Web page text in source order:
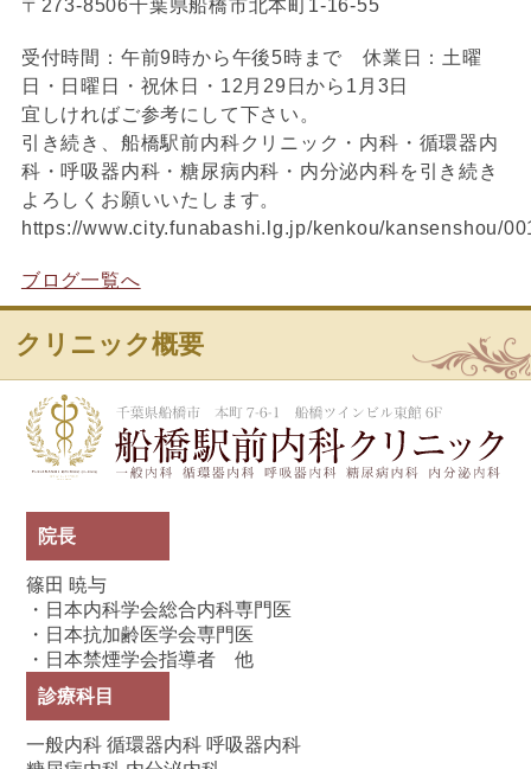
〒273-8506千葉県船橋市北本町1-16-55
受付時間：午前9時から午後5時まで 休業日：土曜
日・日曜日・祝休日・12月29日から1月3日
宜しければご参考にして下さい。
引き続き、船橋駅前内科クリニック・内科・循環器内
科・呼吸器内科・糖尿病内科・内分泌内科を引き続き
よろしくお願いいたします。
https://www.city.funabashi.lg.jp/kenkou/kansenshou/
ブログ一覧へ
クリニック概要
院長
篠田 暁与
・日本内科学会総合内科専門医
・日本抗加齢医学会専門医
・日本禁煙学会指導者 他
診療科目
一般内科 循環器内科 呼吸器内科